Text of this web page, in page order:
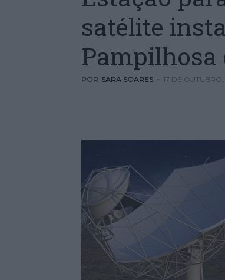
satélite
Pampilhosa
POR SARA SOARES - 17 DE